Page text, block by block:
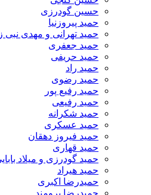
حسین گودرزی
حمید پیروزنیا
حمید تهرانی و مهدی نبی
حمید جعفری
حمید حریفی
حمید راد
حمید رضوی
حمید رفیع پور
حمید رفیعی
حمید شکرانه
حمید عسکری
حمید فیروز دهقان
حمید قهاری
حمید گودرزی و میلاد
حمید هیراد
حمیدرضا اکبری